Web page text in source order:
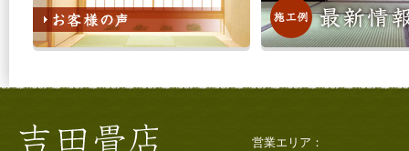
営業エリア：